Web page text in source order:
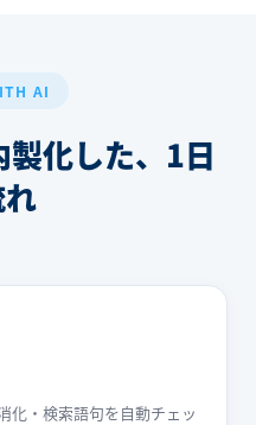
AI
化した、1日
化・検索語句を自動チェッ